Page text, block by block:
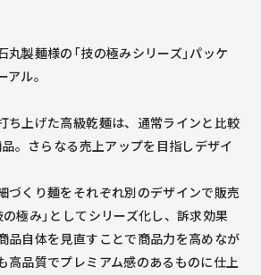
製麺様の「技の極みシリーズ」パッケ
ル。
ち上げた高級乾麺は、通常ラインと比較
。さらなる売上アップを目指しデザイ
づくり麺をそれぞれ別のデザインで販売
の極み」としてシリーズ化し、訴求効果
品自体を見直すことで商品力を高めなが
高品質でプレミアム感のあるものに仕上